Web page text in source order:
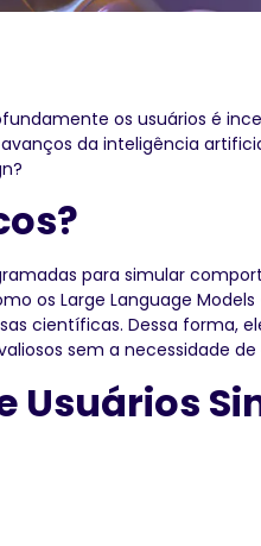
os usuários é
da inteligência
para simular
os Large Language
científicas. Dessa forma,
sem a necessidade